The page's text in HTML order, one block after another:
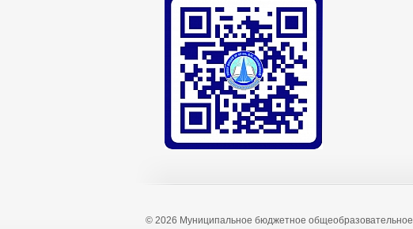
© 2026 Муниципальное бюджетное общеобразовательное